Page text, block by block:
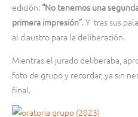
edición: “No tenemos una
primera impresión”. Y tras sus
al claustro para la deliberación.
Mientras el jurado deliberaba,
foto de grupo y recordar, ya sin
final.